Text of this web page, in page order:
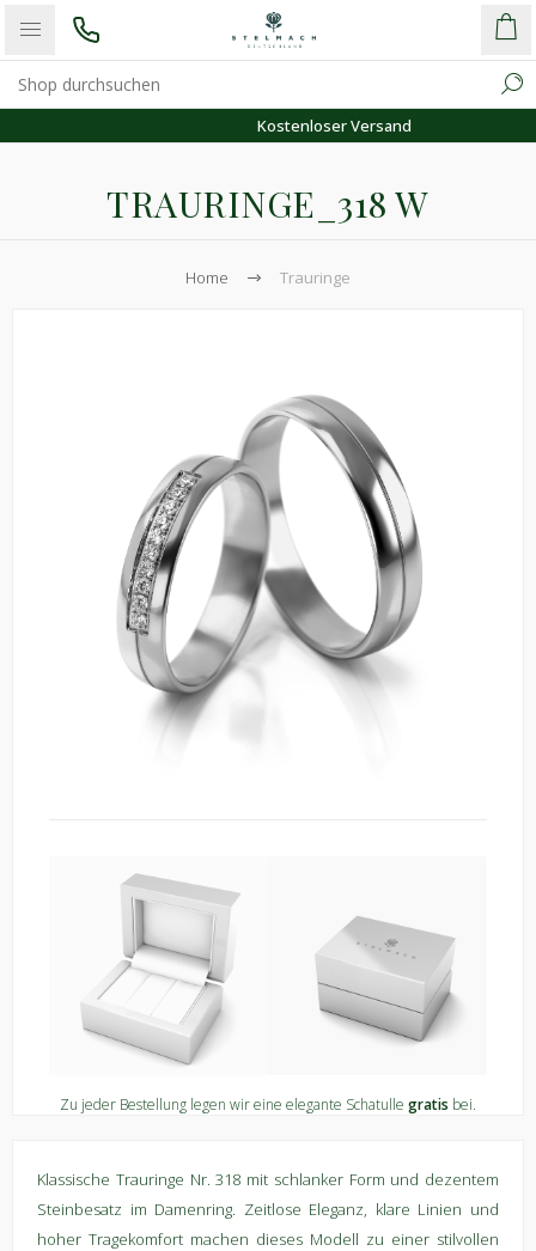
Kostenloser Versand
TRAURINGE_318 W
Home Trauringe
Zu jeder Bestellung legen wir eine elegante Schatulle gratis bei.
Klassische Trauringe Nr. 318 mit schlanker Form und dezentem
Steinbesatz im Damenring. Zeitlose Eleganz, klare Linien und
hoher Tragekomfort machen dieses Modell zu einer stilvollen